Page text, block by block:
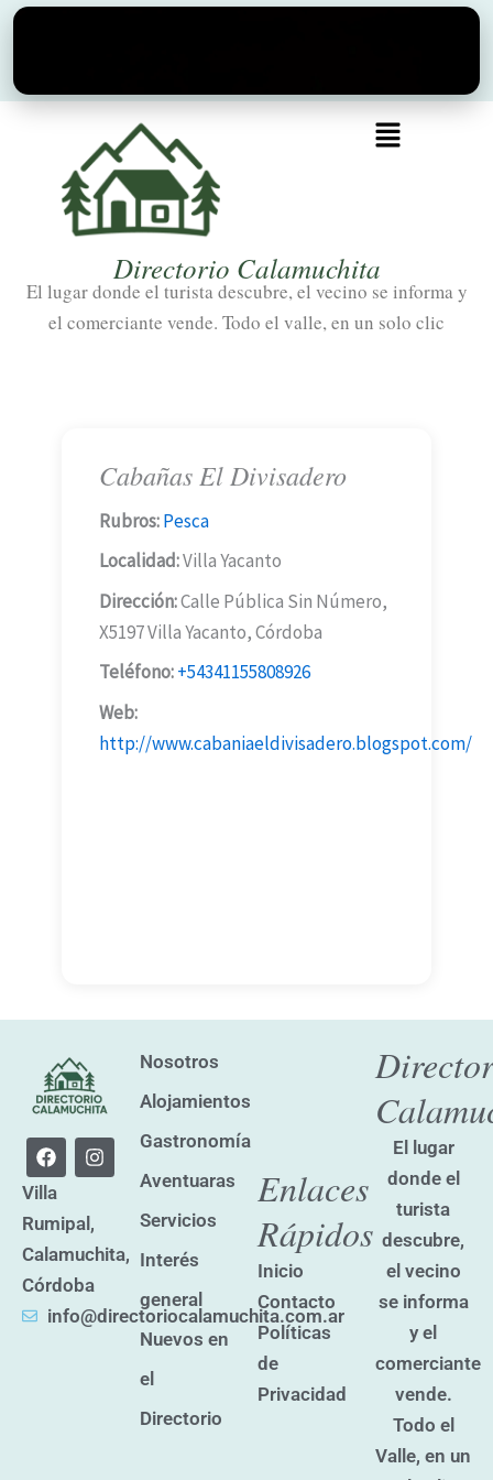
contenido
Menú
Directorio Calamuchita
El lugar donde el turista descubre, el vecino se informa y
el comerciante vende. Todo el valle, en un solo clic
Cabañas El Divisadero
Rubros:Pesca
Localidad:Villa Yacanto
Dirección:Calle Pública Sin Número,
X5197 Villa Yacanto, Córdoba
Teléfono:+54341155808926
Web:
http://www.cabaniaeldivisadero.blogspot.com/
F
a
c
e
b
o
o
k
I
n
s
a
g
r
a
m
Villa
Rumipal,
Calamuchita,
Córdoba
info@directoriocalamuchita.com.ar
Nosotros
Alojamientos
Gastronomía
Aventuaras
Servicios
Interés
general
Nuevos en
el
Directorio
Enlaces
Rápidos
Inicio
Contacto
Políticas
de
Privacidad
El lugar
donde el
turista
descubre,
el vecino
se informa
y el
comerciante
vende.
Todo el
Valle, en un